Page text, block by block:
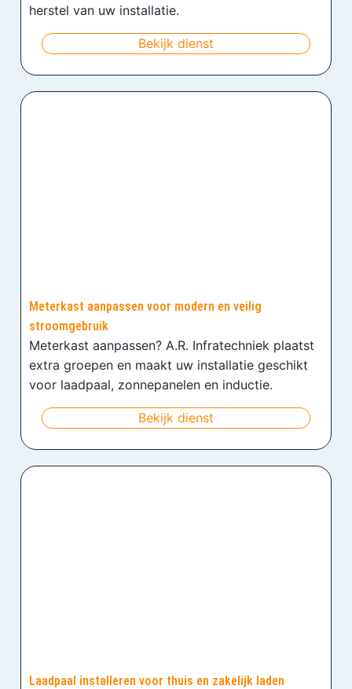
herstel van uw installatie.
Bekijk dienst
Meterkast aanpassen voor modern en veilig
stroomgebruik
Meterkast aanpassen? A.R. Infratechniek plaatst
extra groepen en maakt uw installatie geschikt
voor laadpaal, zonnepanelen en inductie.
Bekijk dienst
Laadpaal installeren voor thuis en zakelijk laden